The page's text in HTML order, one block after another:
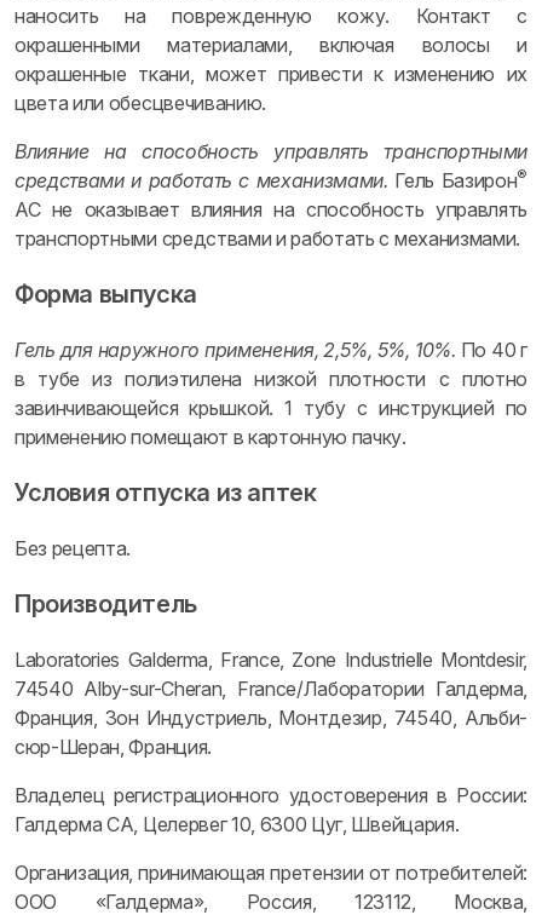
наносить на поврежденную кожу. Контакт с
окрашенными материалами, включая волосы и
окрашенные ткани, может привести к изменению их
цвета или обесцвечиванию.
Влияние на способность управлять транспортными
средствами и работать с механизмами. Гель Базирон®
АС не оказывает влияния на способность управлять
транспортными средствами и работать с механизмами.
Форма выпуска
Гель для наружного применения, 2,5%, 5%, 10%. По 40 г
в тубе из полиэтилена низкой плотности с плотно
завинчивающейся крышкой. 1 тубу с инструкцией по
применению помещают в картонную пачку.
Условия отпуска из аптек
Без рецепта.
Производитель
Laboratories Galderma, France, Zone Industrielle Montdesir,
74540 Alby-sur-Cheran, France/Лаборатории Галдерма,
Франция, Зон Индустриель, Монтдезир, 74540, Альби-
сюр-Шеран, Франция.
Владелец регистрационного удостоверения в России:
Галдерма СА, Целервег 10, 6300 Цуг, Швейцария.
Организация, принимающая претензии от потребителей:
ООО «Галдерма», Россия, 123112, Москва,